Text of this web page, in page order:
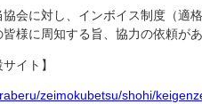
会に対し、インボイス制度（適
様に周知する旨、協力の依頼が
イト】
zeimokubetsu/shohi/